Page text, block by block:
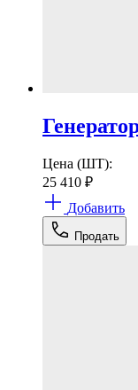
Цена (ШТ):
25 410 ₽
Добавить
Продать